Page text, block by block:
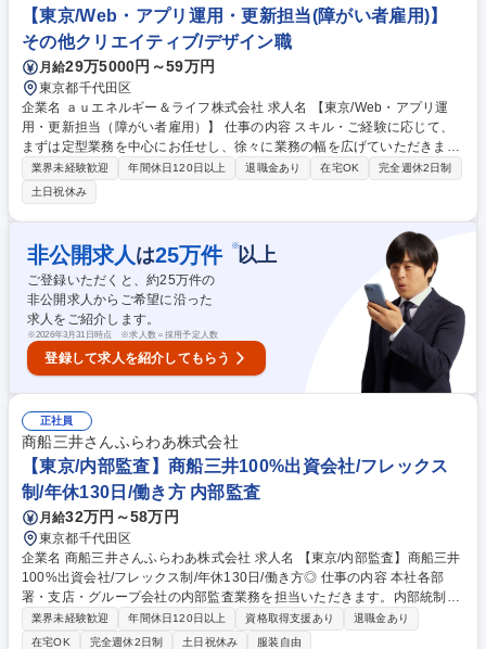
ーション■メーカーとの交渉■原価計算 募集職種 【雑貨グッズの商品企
画・開発】癒しグッズ雑貨などの商品企画/裁量権/在宅可
【東京/Web・アプリ運用・更新担当(障がい者雇用)】
その他クリエイティブ/デザイン職
月給29万5000円～59万円
東京都千代田区
企業名 ａｕエネルギー＆ライフ株式会社 求人名 【東京/Web・アプリ運
用・更新担当（障がい者雇用）】 仕事の内容 スキル・ご経験に応じて、
まずは定型業務を中心にお任せし、徐々に業務の幅を広げていただきま
す。 【定型業務】■WEBサイト更新（文言・画像差替）■指示書作成■方
針・ルールに基づくコンテンツチェック■バナー等のデザイン資産管理
【非定型業務】（スキルに応じて） ■新規LP制作／UI設計■ABテスト設
計・分析 ■UX改善施策立案■クリエイティブルール制作 ■アプリ新機能企
画 募集職種 【東京/Web・アプリ運用・更新担当（障がい者雇用）】
業界未経験歓迎 年間休日120日以上 退職金あり 在宅OK
完全週休2日制
土日祝休み
非公開求人 は25万件 ※以上
ご登録いただくと、約25万件の
非公開求人からご希望に沿った
求人をご紹介します。
※2026年3月31日時点 ※求人数＝採用予定人数
登録して求人を紹介してもらう
正社員
商船三井さんふらわあ株式会社
【東京/内部監査】商船三井100%出資会社/フレックス
制/年休130日/働き方 内部監査
月給32万円～58万円
東京都千代田区
企業名 商船三井さんふらわあ株式会社 求人名 【東京/内部監査】商船三井
100%出資会社/フレックス制/年休130日/働き方◎ 仕事の内容 本社各部
署・支店・グループ会社の内部監査業務を担当いただきます。内部統制の
状況確認やコンプライアンス調査も実施。船舶監査という特色ある業務も
経験できます。 【詳細】内部監査では、監査計画の立案から実施、報告書
業界未経験歓迎 年間休日120日以上 資格取得支援あり
退職金あり
在宅OK
完全週休2日制 土日祝休み 服装自由